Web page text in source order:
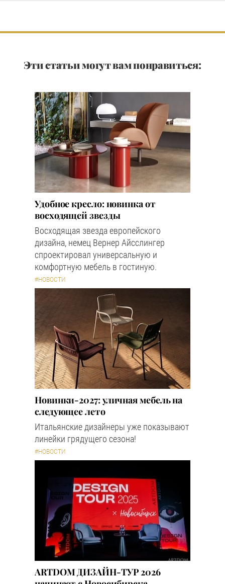
Эти статьи могут вам понравиться:
Удобное кресло: новинка от
восходящей звезды
Восходящая звезда европейского
дизайна, немец Вернер Айсслингер
спроектировал универсальную и
комфортную мебель в гостиную.
#НОВОСТИ
Новинки-2027: уличная мебель на
следующее лето
Итальянские дизайнеры уже показывают
линейки грядущего сезона!
#НОВОСТИ
ARTDOM ДИЗАЙН-ТУР 2026